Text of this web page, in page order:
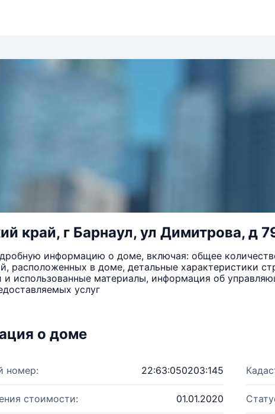
край, г Барнаул, ул Димитрова, д
информацию о доме, включая: общее
расположенных в доме, детальные характеристики
и использованные материалы, информация об
услуг
о доме
номер: 22:63:050203:145
стоимости: 01.01.2020